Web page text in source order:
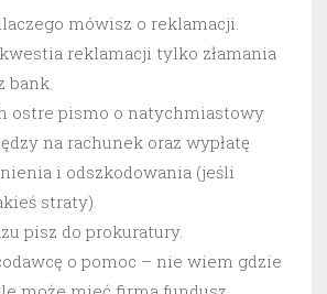
mówisz o reklamacji.
reklamacji tylko złamania
bank.
ostre pismo o natychmiastowy
na rachunek oraz wypłatę
i odszkodowania (jeśli
straty).
pisz do prokuratury.
o pomoc – nie wiem gdzie